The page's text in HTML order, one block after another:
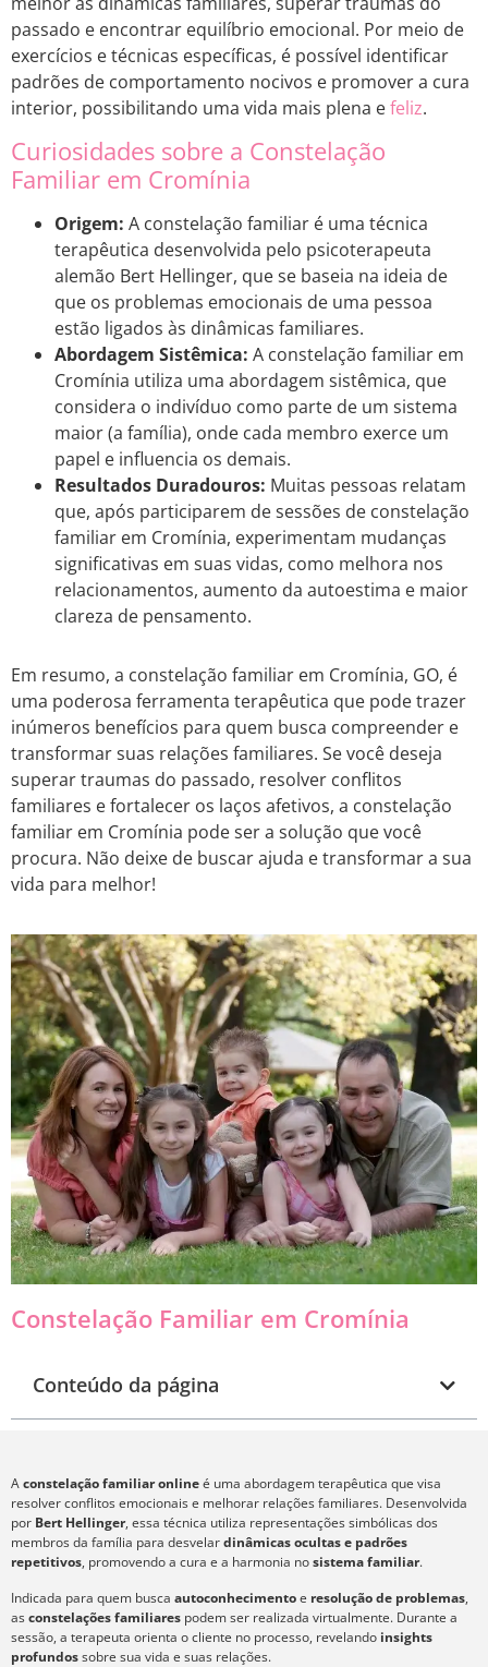
passado e encontrar equilíbrio emocional. Por meio de
exercícios e técnicas específicas, é possível identificar
padrões de comportamento nocivos e promover a cura
interior, possibilitando uma vida mais plena efeliz.
Curiosidades sobre a Constelação
Familiar em Cromínia
Origem: A constelação familiar é uma técnica
terapêutica desenvolvida pelo psicoterapeuta
alemão Bert Hellinger, que se baseia na ideia de
que os problemas emocionais de uma pessoa
estão ligados às dinâmicas familiares.
Abordagem Sistêmica: A constelação familiar em
Cromínia utiliza uma abordagem sistêmica, que
considera o indivíduo como parte de um sistema
maior (a família), onde cada membro exerce um
papel e influencia os demais.
Resultados Duradouros: Muitas pessoas relatam
que, após participarem de sessões de constelação
familiar em Cromínia, experimentam mudanças
significativas em suas vidas, como melhora nos
relacionamentos, aumento da autoestima e maior
clareza de pensamento.
Em resumo, a constelação familiar em Cromínia, GO, é
uma poderosa ferramenta terapêutica que pode trazer
inúmeros benefícios para quem busca compreender e
transformar suas relações familiares. Se você deseja
superar traumas do passado, resolver conflitos
familiares e fortalecer os laços afetivos, a constelação
familiar em Cromínia pode ser a solução que você
procura. Não deixe de buscar ajuda e transformar a sua
vida para melhor!
Constelação Familiar em Cromínia
Conteúdo da página
Aconstelação familiar onlineé uma abordagem terapêutica que visa
resolver conflitos emocionais e melhorar relações familiares. Desenvolvida
por Bert Hellinger, essa técnica utiliza representações simbólicas dos
membros da família para desvelardinâmicas ocultas e padrões
repetitivos, promovendo a cura e a harmonia nosistema familiar.
Indicada para quem busca autoconhecimentoe resolução de problemas,
asconstelações familiares podem ser realizada virtualmente. Durante a
sessão, a terapeuta orienta o cliente no processo, revelando insights
profundossobre sua vida e suas relações.